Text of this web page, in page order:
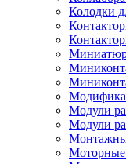
Колодки
Модули
Модули
Моторные